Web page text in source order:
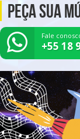
Peça Sua
Fale
+55 18